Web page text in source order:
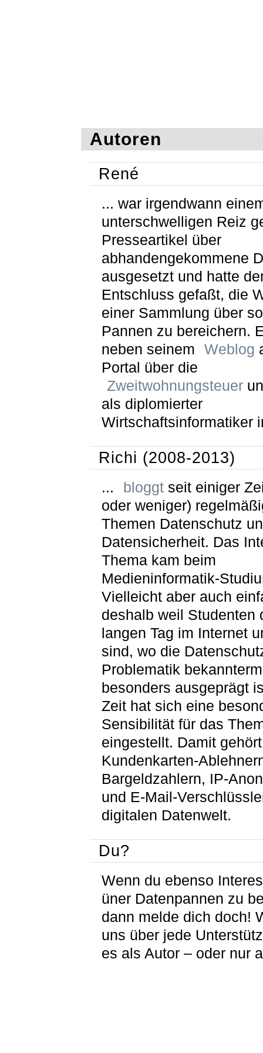
Autoren
René
... war irgendwann
unterschwelligen Reiz
Presseartikel über
abhandengekommene
ausgesetzt und hatte
Entschluss gefaßt, die
einer Sammlung über
Pannen zu bereichern.
neben seinem
Weblog
Portal über die
Zweitwohnungsteuer
als diplomierter
Wirtschaftsinformatiker
Richi (2008-2013)
... bloggtseit einiger
oder weniger)
Themen Datenschutz
Datensicherheit. Das
Thema kam beim
Medieninformatik-
Vielleicht aber auch
deshalb weil Studenten
langen Tag im Internet
sind, wo die
Problematik
besonders ausgeprägt
Zeit hat sich eine
Sensibilität für das
eingestellt. Damit
Kundenkarten-
Bargeldzahlern, IP-
und E-Mail-
digitalen Datenwelt.
Du?
Wenn du ebenso
üner Datenpannen zu
dann melde dich doch!
uns über jede
es als Autor – oder nur